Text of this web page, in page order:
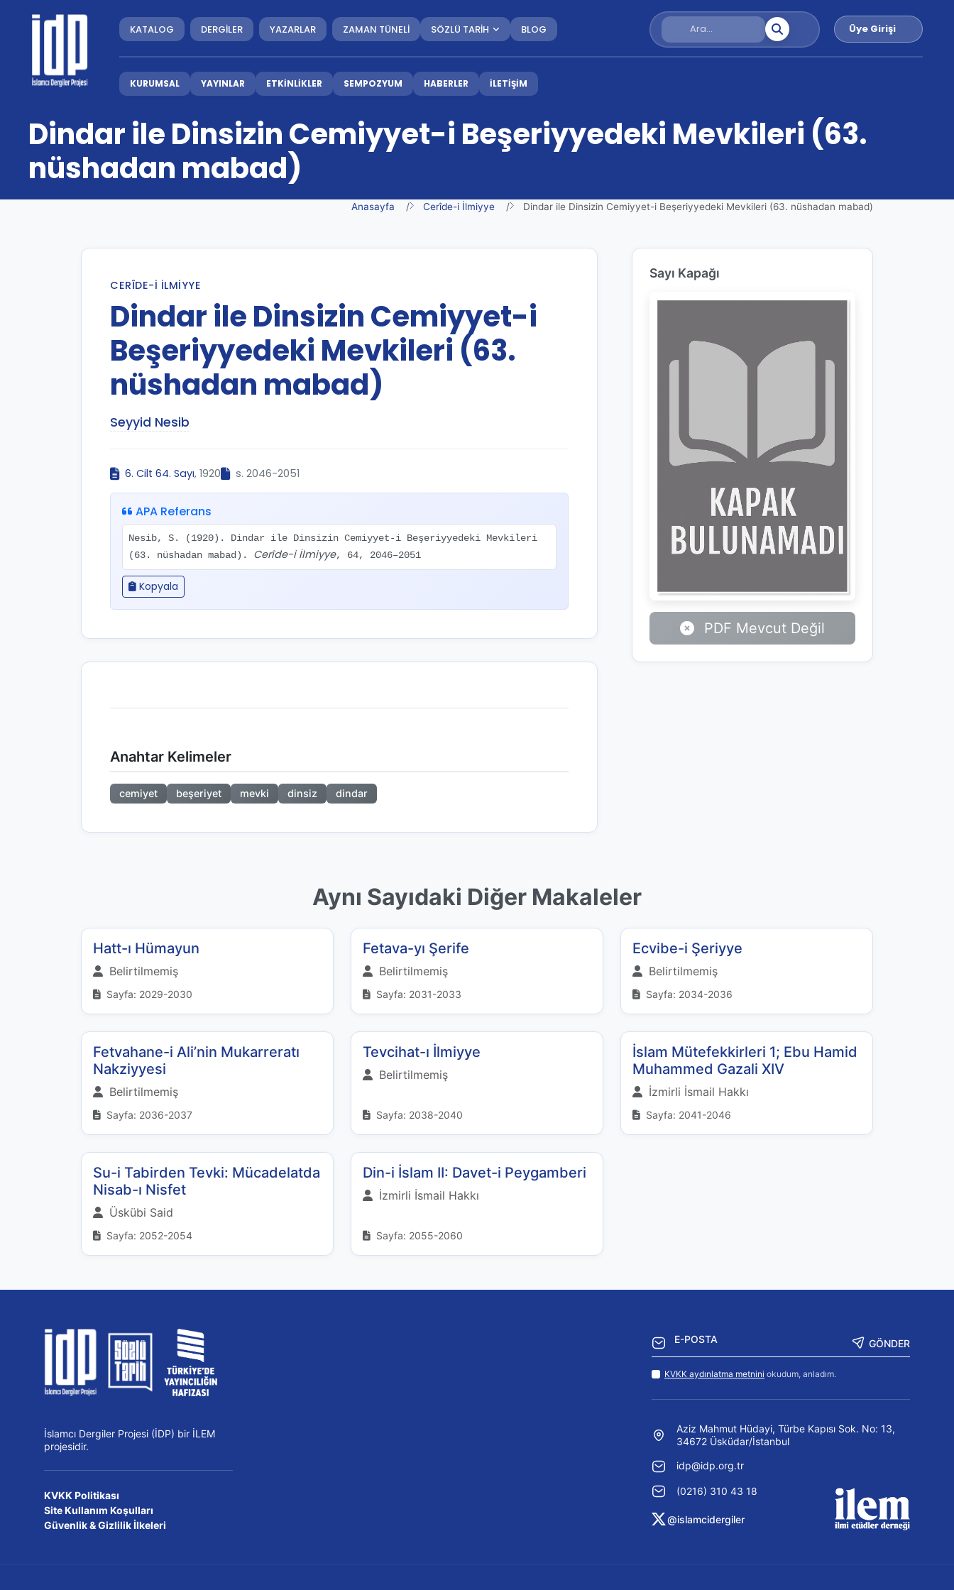
KATALOG DERGİLER YAZARLAR ZAMAN TÜNELİ SÖZLÜ TARİH BLOG Üye Girişi
KURUMSAL YAYINLAR ETKİNLİKLER SEMPOZYUM HABERLER İLETİŞİM
Dindar ile Dinsizin Cemiyyet-i Beşeriyyedeki Mevkileri (63.
nüshadan mabad)
Anasayfa Cerîde-i İlmiyye Dindar ile Dinsizin Cemiyyet-i Beşeriyyedeki Mevkileri (63. nüshadan mabad)
CERÎDE-I İLMIYYE
Dindar ile Dinsizin Cemiyyet-i
Beşeriyyedeki Mevkileri (63.
nüshadan mabad)
Seyyid Nesib
6. Cilt 64. Sayı, 1920 s. 2046-2051
APA Referans
Nesib, S. (1920). Dindar ile Dinsizin Cemiyyet-i Beşeriyyedeki Mevkileri
(63. nüshadan mabad). Cerîde-i İlmiyye, 64, 2046–2051
Kopyala
Anahtar Kelimeler
cemiyet beşeriyet mevki dinsiz dindar
Sayı Kapağı
PDF Mevcut Değil
Aynı Sayıdaki Diğer Makaleler
Hatt-ı Hümayun
Belirtilmemiş
Sayfa: 2029-2030
Fetava-yı Şerife
Belirtilmemiş
Sayfa: 2031-2033
Ecvibe-i Şeriyye
Belirtilmemiş
Sayfa: 2034-2036
Fetvahane-i Ali’nin Mukarreratı
Nakziyyesi
Belirtilmemiş
Sayfa: 2036-2037
Tevcihat-ı İlmiyye
Belirtilmemiş
Sayfa: 2038-2040
İslam Mütefekkirleri 1; Ebu Hamid
Muhammed Gazali XIV
İzmirli İsmail Hakkı
Sayfa: 2041-2046
Su-i Tabirden Tevki: Mücadelatda
Nisab-ı Nisfet
Üskübi Said
Sayfa: 2052-2054
Din-i İslam II: Davet-i Peygamberi
İzmirli İsmail Hakkı
Sayfa: 2055-2060
İslamcı Dergiler Projesi (İDP) bir İLEM
projesidir.
KVKK Politikası
Site Kullanım Koşulları
Güvenlik & Gizlilik İlkeleri
GÖNDER
KVKK aydınlatma metnini okudum, anladım.
Aziz Mahmut Hüdayi, Türbe Kapısı Sok. No: 13,
34672 Üsküdar/İstanbul
idp@idp.org.tr
(0216) 310 43 18
@islamcidergiler